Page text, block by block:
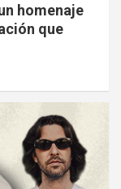
homenaje
que